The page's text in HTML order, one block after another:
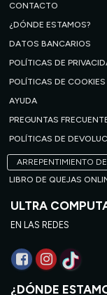
CONTACTO
¿DÓNDE ESTAMOS?
DATOS BANCARIOS
POLÍTICAS DE
POLÍTICAS DE COOKIES
AYUDA
PREGUNTAS
POLÍTICAS DE
ARREPENTIMIENTO
LIBRO DE QUEJAS
ULTRA
EN LAS REDES
¿DÓNDE